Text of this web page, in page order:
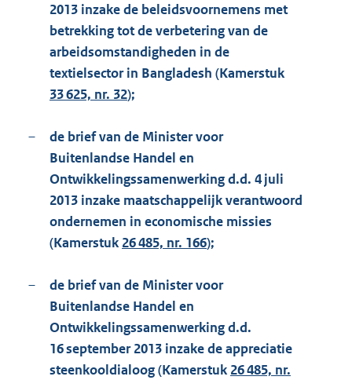
2013 inzake de beleidsvoornemens met
betrekking tot de verbetering van de
arbeidsomstandigheden in de
textielsector in Bangladesh (Kamerstuk
33 625, nr. 32);
–
de brief van de Minister voor
Buitenlandse Handel en
Ontwikkelingssamenwerking d.d. 4 juli
2013 inzake maatschappelijk verantwoord
ondernemen in economische missies
(Kamerstuk 26 485, nr. 166);
–
de brief van de Minister voor
Buitenlandse Handel en
Ontwikkelingssamenwerking d.d.
16 september 2013 inzake de appreciatie
steenkooldialoog (Kamerstuk 26 485, nr.